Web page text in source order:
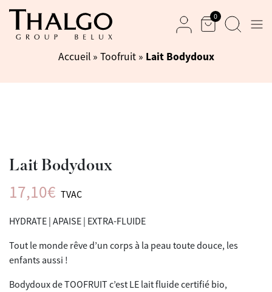
0
Accueil» Toofruit» Lait Bodydoux
Lait Bodydoux
17,10€ TVAC
HYDRATE | APAISE | EXTRA-FLUIDE
Tout le monde rêve d’un corps à la peau toute douce, les
enfants aussi !
Bodydoux de TOOFRUIT c’est LE lait fluide certifié bio,